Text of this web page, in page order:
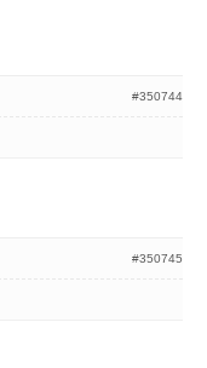
#350744
#350745